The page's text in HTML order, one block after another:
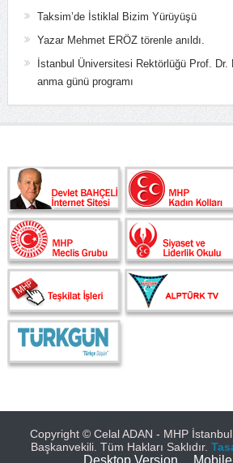
Taksim’de İstiklal Bizim Yürüyüşü
Yazar Mehmet ERÖZ törenle anıldı.
İstanbul Üniversitesi Rektörlüğü Prof. Dr.
anma günü programı
Copyright © Celal ADAN - MHP
Başkanvekili. Tüm Hakları Saklıdır.
Desktop Version